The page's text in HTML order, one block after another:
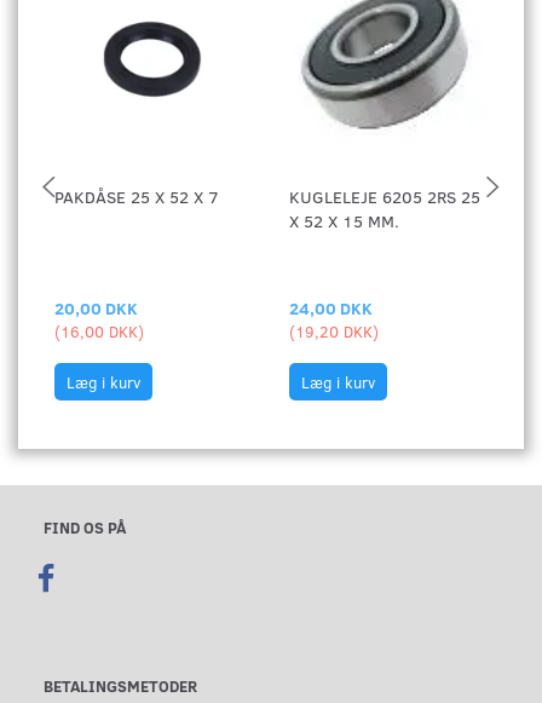
PAKDÅSE 25 X 52 X 7
20,00 DKK
(16,00 DKK)
Læg i kurv
KUGLELEJE 6205 2RS 25
X 52 X 15 MM.
24,00 DKK
(19,20 DKK)
Læg i kurv
FIND OS PÅ
BETALINGSMETODER